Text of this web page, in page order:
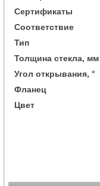
Сертификаты
Соответствие
Тип
Толщина стекла, мм
Угол открывания, °
Фланец
Цвет